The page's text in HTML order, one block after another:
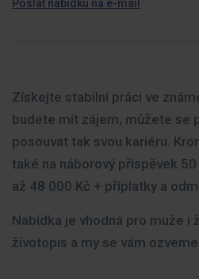
Poslat nabídku na e-mail
Získejte stabilní práci ve
budete mít zájem, můžete se
posouvat tak svou kariéru.
také na náborový příspěvek
až 48 000 Kč + příplatky a
Nabídka je vhodná pro muže i
životopis a my se vám